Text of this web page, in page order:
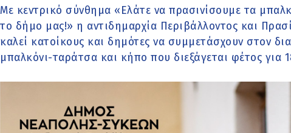
Με κεντρικό σύνθημα «Ελάτε να πρασινίσουμε τα
το δήμο μας!» η αντιδημαρχία Περιβάλλοντος και
καλεί κατοίκους και δημότες να συμμετάσχουν στον
μπαλκόνι-ταράτσα και κήπο που διεξάγεται φέτος για